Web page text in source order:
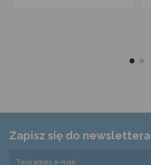
Zapisz się do newslettera